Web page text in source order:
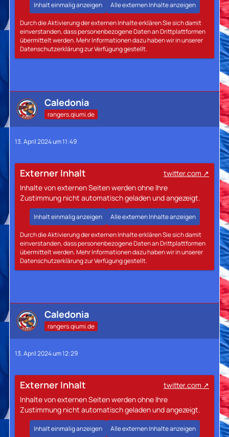
Inhalt einmalig anzeigen Alle externen Inhalte anzeigen
Durch die Aktivierung der externen Inhalte erklären Sie sich damit
einverstanden, dass personenbezogene Daten an Drittplattformen
übermittelt werden. Mehr Informationen dazu haben wir in unserer
Datenschutzerklärung zur Verfügung gestellt.
Caledonia
rangers.qiumi.de
13. April 2024 um 11:49
Externer Inhalt
twitter.com
Inhalte von externen Seiten werden ohne Ihre
Zustimmung nicht automatisch geladen und angezeigt.
Inhalt einmalig anzeigen Alle externen Inhalte anzeigen
Durch die Aktivierung der externen Inhalte erklären Sie sich damit
einverstanden, dass personenbezogene Daten an Drittplattformen
übermittelt werden. Mehr Informationen dazu haben wir in unserer
Datenschutzerklärung zur Verfügung gestellt.
Caledonia
rangers.qiumi.de
13. April 2024 um 12:29
Externer Inhalt
twitter.com
Inhalte von externen Seiten werden ohne Ihre
Zustimmung nicht automatisch geladen und angezeigt.
Inhalt einmalig anzeigen Alle externen Inhalte anzeigen